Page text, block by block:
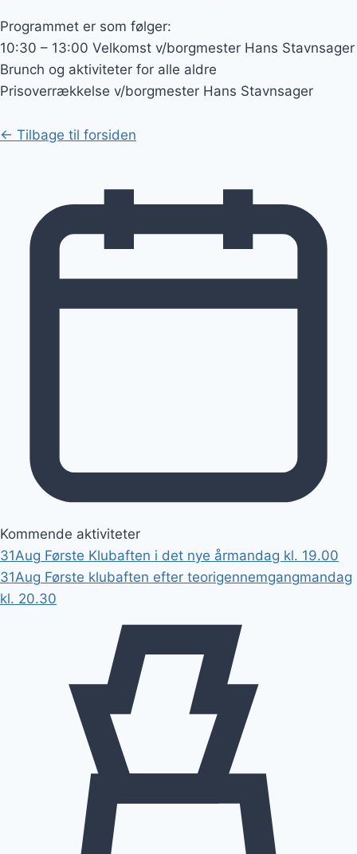
Programmet er som følger:
10:30 – 13:00 Velkomst v/borgmester Hans Stavnsager
Brunch og aktiviteter for alle aldre
Prisoverrækkelse v/borgmester Hans Stavnsager
← Tilbage til forsiden
Kommende aktiviteter
31Aug Første Klubaften i det nye årmandag kl. 19.00
31Aug Første klubaften efter teorigennemgangmandag
kl. 20.30